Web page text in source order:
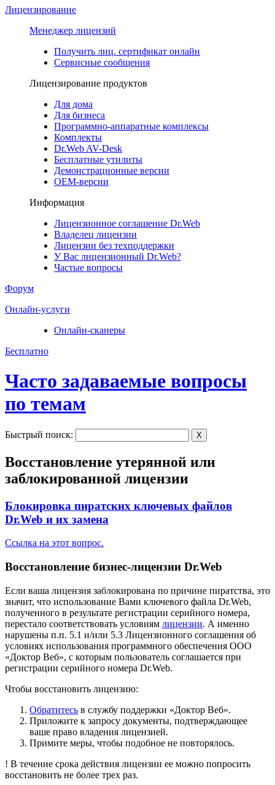
Лицензирование
Менеджер лицензий
Получить лиц. сертификат онлайн
Сервисные сообщения
Лицензирование продуктов
Для дома
Для бизнеса
Программно-аппаратные комплексы
Комплекты
Dr.Web AV-Desk
Бесплатные утилиты
Демонстрационные версии
ОЕМ-версии
Информация
Лицензионное соглашение Dr.Web
Владелец лицензии
Лицензии без техподдержки
У Вас лицензионный Dr.Web?
Частые вопросы
Форум
Онлайн-услуги
Онлайн-сканеры
Бесплатно
Часто задаваемые вопросы
по темам
Быстрый поиск: X
Восстановление утерянной или
заблокированной лицензии
Блокировка пиратских ключевых файлов
Dr.Web и их замена
Ссылка на этот вопрос.
Восстановление бизнес-лицензии Dr.Web
Если ваша лицензия заблокирована по причине пиратства, это
значит, что использование Вами ключевого файла Dr.Web,
полученного в результате регистрации серийного номера,
перестало соответствовать условиям лицензии. А именно
нарушены п.п. 5.1 и/или 5.3 Лицензионного соглашения об
условиях использования программного обеспечения ООО
«Доктор Веб», с которым пользователь соглашается при
регистрации серийного номера Dr.Web.
Чтобы восстановить лицензию:
Обратитесь в службу поддержки «Доктор Веб».
Приложите к запросу документы, подтверждающее
ваше право владения лицензией.
Примите меры, чтобы подобное не повторялось.
! В течение срока действия лицензии ее можно попросить
восстановить не более трех раз.